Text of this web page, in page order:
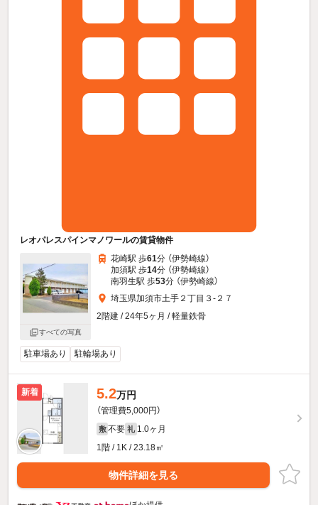
レオパレスパインマノワールの賃貸物件
すべての写真
花崎駅 歩61分 （伊勢崎線）
加須駅 歩14分 （伊勢崎線）
南羽生駅 歩53分 （伊勢崎線）
埼玉県加須市土手２丁目３-２７
2階建 / 24年5ヶ月 / 軽量鉄骨
駐車場あり 駐輪場あり
新着 5.2万円
（管理費5,000円）
敷 不要 礼 1.0ヶ月
1階 / 1K / 23.18㎡
物件詳細を見る